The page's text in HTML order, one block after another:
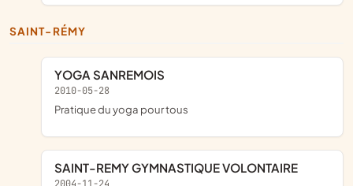
SAINT-RÉMY
YOGA SANREMOIS
2010-05-28
pratique du yoga pour tous
SAINT-REMY GYMNASTIQUE VOLONTAIRE